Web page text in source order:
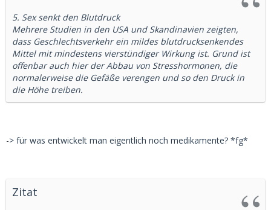
5. Sex senkt den Blutdruck
Mehrere Studien in den USA und Skandinavien zeigten,
dass Geschlechtsverkehr ein mildes blutdrucksenkendes
Mittel mit mindestens vierstündiger Wirkung ist. Grund ist
offenbar auch hier der Abbau von Stresshormonen, die
normalerweise die Gefäße verengen und so den Druck in
die Höhe treiben.
-> für was entwickelt man eigentlich noch medikamente? *fg*
Zitat